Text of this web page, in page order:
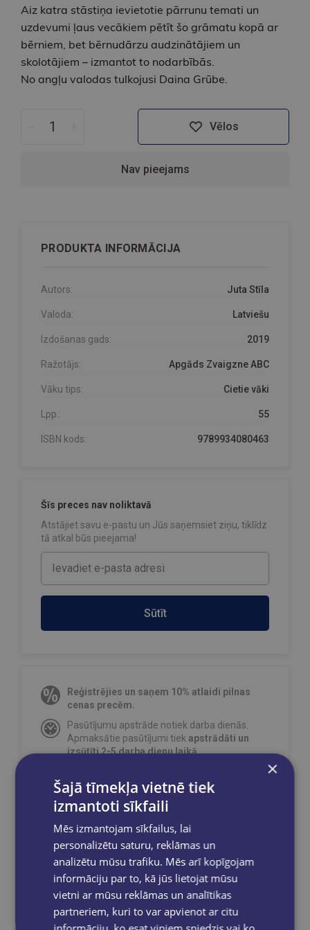
Aiz katra stāstiņa ievietotie pārrunu temati un
uzdevumi ļaus vecākiem pētīt šo grāmatu kopā ar
bērniem, bet bērnudārzu audzinātājiem un
skolotājiem – izmantot to nodarbībās.
No angļu valodas tulkojusi Daina Grūbe.
Vēlos
Nav pieejams
PRODUKTA INFORMĀCIJA
Autors: Juta Stīla
Valoda: Latviešu
Izdošanas gads: 2019
Ražotājs: Apgāds Zvaigzne ABC
Vāku tips: Cietie vāki
Lpp.: 55
ISBN kods: 9789934080463
Šīs preces nav noliktavā
Atstājiet savu e-pastu un Jūs saņemsiet ziņu, tiklīdz
tā atkal būs pieejama!
Sūtīt
Reģistrējies un saņem 10% atlaidi pilnas
cenas precēm.
Pasūtījumu apstrāde notiek darba dienās.
Apmaksātie pasūtījumi tiek apstrādāti un
izsūtīti 2-5 darba dienu laikā.
pakomātiem Latvijāpasūtījumiem no €40.00.
Bezmaksas piegāde jebkurā GLOBUSS
pasūtījums būs gatavs saņemšanai, saņemsi
e-pastu un/ vai SMS.
Dalies sociālajos tīklos:
×
Šajā tīmekļa vietnē tiek
izmantoti sīkfaili
Mēs izmantojam sīkfailus, lai
personalizētu saturu, reklāmas un
analizētu mūsu trafiku. Mēs arī kopīgojam
informāciju par to, kā jūs lietojat mūsu
vietni ar mūsu reklāmas un analītikas
partneriem, kuri to var apvienot ar citu